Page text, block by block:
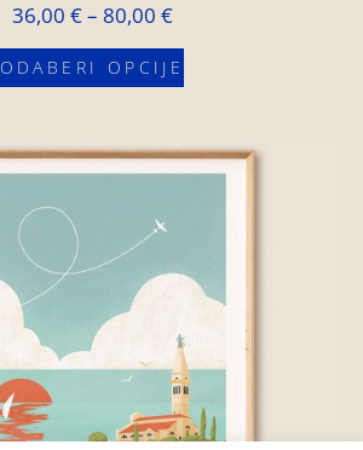
36,00 €– 80,00 €
ODABERI OPCIJE